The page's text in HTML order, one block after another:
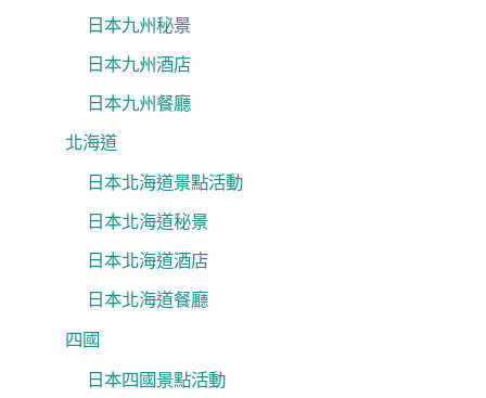
日本九州秘景
日本九州酒店
日本九州餐廳
北海道
日本北海道景點活動
日本北海道秘景
日本北海道酒店
日本北海道餐廳
四國
日本四國景點活動